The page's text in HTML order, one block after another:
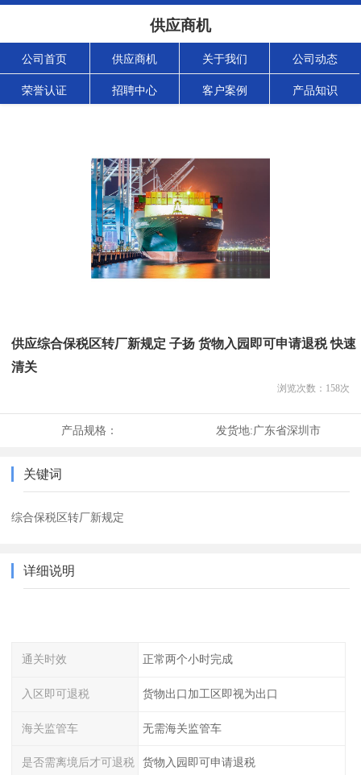
供应商机
公司首页 供应商机 关于我们 公司动态
荣誉认证 招聘中心 客户案例 产品知识
供应综合保税区转厂新规定 子扬 货物入园即可申请退税 快速
清关
浏览次数： 158次
产品规格： 发货地:广东省深圳市
关键词
综合保税区转厂新规定
详细说明
通关时效 正常两个小时完成
入区即可退税 货物出口加工区即视为出口
海关监管车 无需海关监管车
是否需离境后才可退税 货物入园即可申请退税